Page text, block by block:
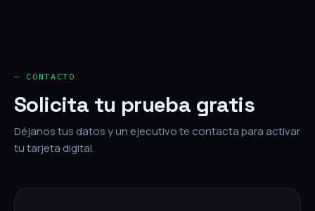
— CONTACTO
Solicita tu prueba gratis
Déjanos tus datos y un ejecutivo te contacta para activar
tu tarjeta digital.